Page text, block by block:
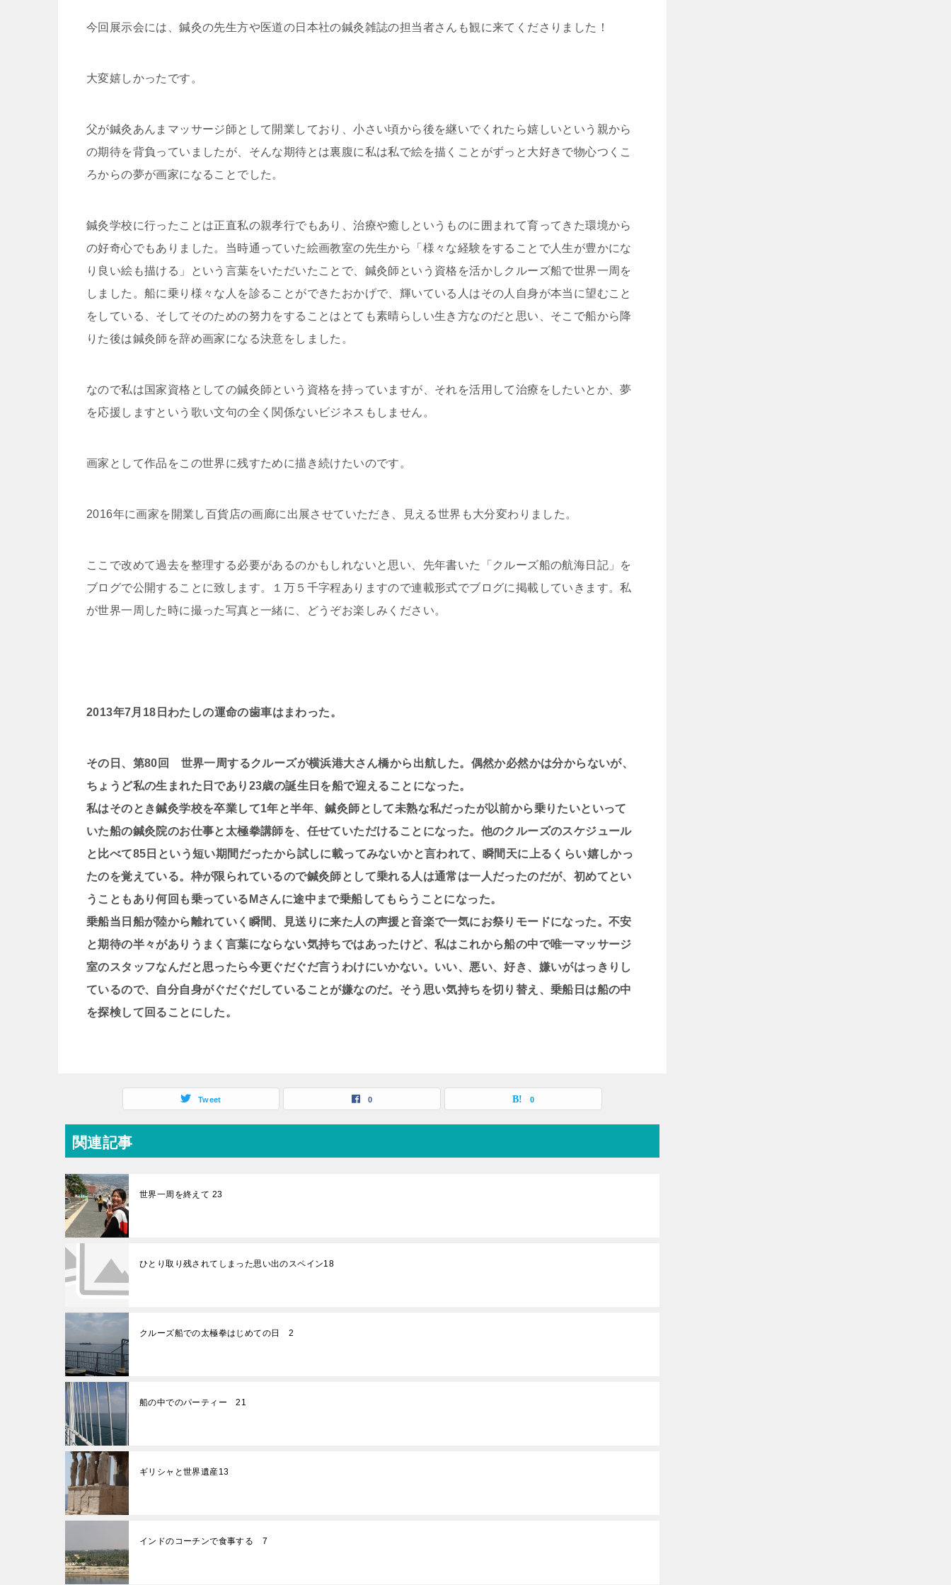
今回展示会には、鍼灸の先生方や医道の日本社の鍼灸雑誌の担当者さんも観に来てくださりました！
大変嬉しかったです。
父が鍼灸あんまマッサージ師として開業しており、小さい頃から後を継いでくれたら嬉しいという親から
の期待を背負っていましたが、そんな期待とは裏腹に私は私で絵を描くことがずっと大好きで物心つくこ
ろからの夢が画家になることでした。
鍼灸学校に行ったことは正直私の親孝行でもあり、治療や癒しというものに囲まれて育ってきた環境から
の好奇心でもありました。当時通っていた絵画教室の先生から「様々な経験をすることで人生が豊かにな
り良い絵も描ける」という言葉をいただいたことで、鍼灸師という資格を活かしクルーズ船で世界一周を
しました。船に乗り様々な人を診ることができたおかげで、輝いている人はその人自身が本当に望むこと
をしている、そしてそのための努力をすることはとても素晴らしい生き方なのだと思い、そこで船から降
りた後は鍼灸師を辞め画家になる決意をしました。
なので私は国家資格としての鍼灸師という資格を持っていますが、それを活用して治療をしたいとか、夢
を応援しますという歌い文句の全く関係ないビジネスもしません。
画家として作品をこの世界に残すために描き続けたいのです。
2016年に画家を開業し百貨店の画廊に出展させていただき、見える世界も大分変わりました。
ここで改めて過去を整理する必要があるのかもしれないと思い、先年書いた「クルーズ船の航海日記」を
ブログで公開することに致します。１万５千字程ありますので連載形式でブログに掲載していきます。私
が世界一周した時に撮った写真と一緒に、どうぞお楽しみください。
2013年7月18日わたしの運命の歯車はまわった。
その日、第80回 世界一周するクルーズが横浜港大さん橋から出航した。偶然か必然かは分からないが、
ちょうど私の生まれた日であり23歳の誕生日を船で迎えることになった。
私はそのとき鍼灸学校を卒業して1年と半年、鍼灸師として未熟な私だったが以前から乗りたいといって
いた船の鍼灸院のお仕事と太極拳講師を、任せていただけることになった。他のクルーズのスケジュール
と比べて85日という短い期間だったから試しに載ってみないかと言われて、瞬間天に上るくらい嬉しかっ
たのを覚えている。枠が限られているので鍼灸師として乗れる人は通常は一人だったのだが、初めてとい
うこともあり何回も乗っているMさんに途中まで乗船してもらうことになった。
乗船当日船が陸から離れていく瞬間、見送りに来た人の声援と音楽で一気にお祭りモードになった。不安
と期待の半々がありうまく言葉にならない気持ちではあったけど、私はこれから船の中で唯一マッサージ
室のスタッフなんだと思ったら今更ぐだぐだ言うわけにいかない。いい、悪い、好き、嫌いがはっきりし
ているので、自分自身がぐだぐだしていることが嫌なのだ。そう思い気持ちを切り替え、乗船日は船の中
を探検して回ることにした。
Tweet 0 0
関連記事
世界一周を終えて 23
ひとり取り残されてしまった思い出のスペイン18
クルーズ船での太極拳はじめての日 2
船の中でのパーティー 21
ギリシャと世界遺産13
インドのコーチンで食事する 7